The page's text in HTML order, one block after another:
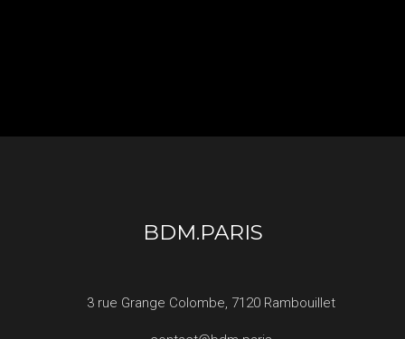
BDM.PARIS
3 rue Grange Colombe, 7120 Rambouillet